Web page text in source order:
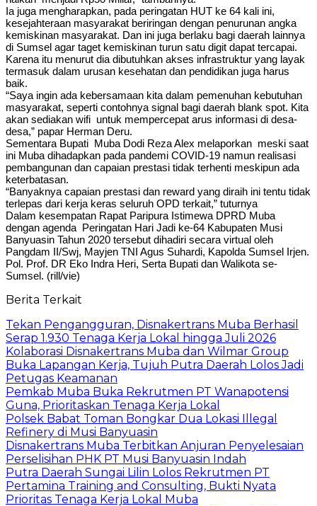
Ia juga mengharapkan, pada peringatan HUT ke 64 kali ini,
kesejahteraan masyarakat beriringan dengan penurunan angka
kemiskinan masyarakat. Dan ini juga berlaku bagi daerah lainnya
di Sumsel agar taget kemiskinan turun satu digit dapat tercapai.
Karena itu menurut dia dibutuhkan akses infrastruktur yang layak
termasuk dalam urusan kesehatan dan pendidikan juga harus
baik.
“Saya ingin ada kebersamaan kita dalam pemenuhan kebutuhan
masyarakat, seperti contohnya signal bagi daerah blank spot. Kita
akan sediakan wifi untuk mempercepat arus informasi di desa-
desa,” papar Herman Deru.
Sementara Bupati Muba Dodi Reza Alex melaporkan meski saat
ini Muba dihadapkan pada pandemi COVID-19 namun realisasi
pembangunan dan capaian prestasi tidak terhenti meskipun ada
keterbatasan.
“Banyaknya capaian prestasi dan reward yang diraih ini tentu tidak
terlepas dari kerja keras seluruh OPD terkait,” tuturnya
Dalam kesempatan Rapat Paripura Istimewa DPRD Muba
dengan agenda Peringatan Hari Jadi ke-64 Kabupaten Musi
Banyuasin Tahun 2020 tersebut dihadiri secara virtual oleh
Pangdam II/Swj, Mayjen TNI Agus Suhardi, Kapolda Sumsel Irjen.
Pol. Prof. DR Eko Indra Heri, Serta Bupati dan Walikota se-
Sumsel. (rill/vie)
Berita Terkait
Tekan Pengangguran, Disnakertrans Muba Berhasil
Serap 1.930 Tenaga Kerja Lokal hingga Juli 2026
Kolaborasi Disnakertrans Muba dan Wilmar Group
Buka Lapangan Kerja, Tujuh Putra Daerah Lolos Jadi
Petugas Keamanan
Pemkab Muba Buka Rekrutmen PT Wanapotensi
Guna, Prioritaskan Tenaga Kerja Lokal
Polsek Babat Toman Bongkar Dua Lokasi Illegal
Refinery di Musi Banyuasin
Disnakertrans Muba Terbitkan Anjuran Penyelesaian
Perselisihan PHK PT Musi Banyuasin Indah
Putra Daerah Sungai Lilin Lolos Rekrutmen PT
Pertamina Training and Consulting, Bukti Nyata
Prioritas Tenaga Kerja Lokal Muba